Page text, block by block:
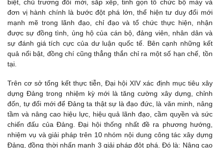
biệt, chủ trương đổi mới, sắp xếp, tinh gọn tổ chức bộ máy và
đơn vị hành chính là bước đột phá lớn, thể hiện tư duy đổi mới
mạnh mẽ trong lãnh đạo, chỉ đạo và tổ chức thực hiện, nhận
được sự đồng tình, ủng hộ của cán bộ, đảng viên, nhân dân và
sự đánh giá tích cực của dư luận quốc tế. Bên cạnh những kết
quả nổi bật, đồng chí cũng thẳng thắn chỉ ra một số hạn chế, tồn
tại.
Trên cơ sở tổng kết thực tiễn, Đại hội XIV xác định mục tiêu xây
dựng Đảng trong nhiệm kỳ mới là tăng cường xây dựng, chỉnh
đốn, tự đổi mới để Đảng ta thật sự là đạo đức, là văn minh, nâng
tầm và nâng cao hiệu lực, hiệu quả lãnh đạo, cầm quyền và sức
chiến đấu của Đảng. Đại hội thống nhất đề ra phương hướng,
nhiệm vụ và giải pháp trên 10 nhóm nội dung công tác xây dựng
Đảng, đồng thời nhấn mạnh 3 giải pháp đột phá. Đó là: Nâng cao